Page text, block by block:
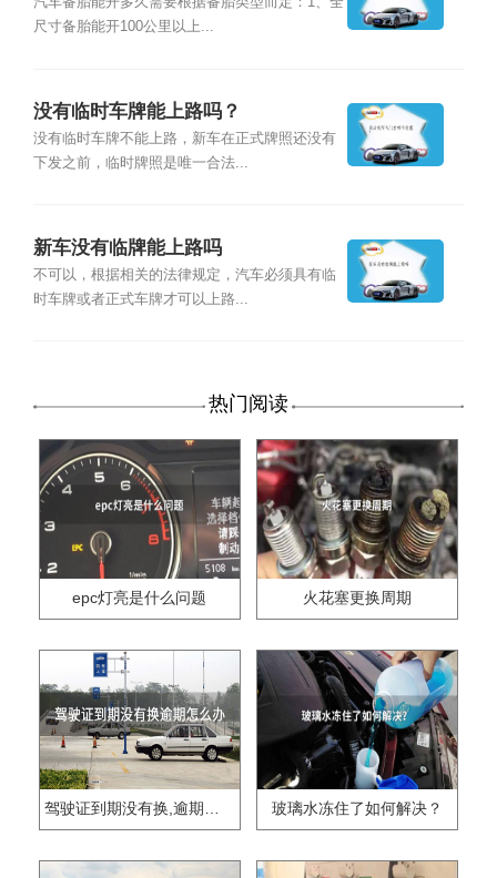
尺寸备胎能开100公里以上...
没有临时车牌能上路吗？
没有临时车牌不能上路，新车在正式牌照还没有
下发之前，临时牌照是唯一合法...
新车没有临牌能上路吗
不可以，根据相关的法律规定，汽车必须具有临
时车牌或者正式车牌才可以上路...
热门阅读
epc灯亮是什么问题 火花塞更换周期
驾驶证到期没有换,逾期怎么办?? 玻璃水冻住了如何解决？